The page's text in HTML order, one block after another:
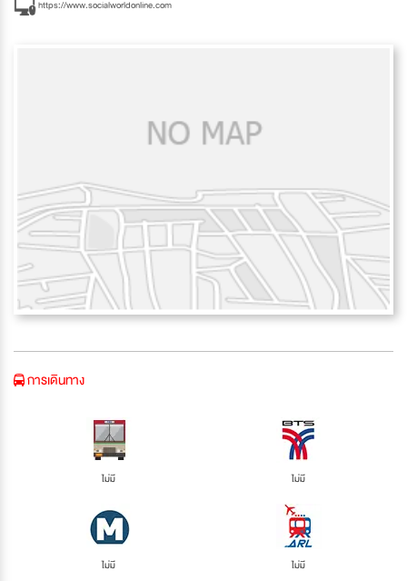
https://www.socialworldonline.com
การเดินทาง
ไม่มี ไม่มี
ไม่มี ไม่มี